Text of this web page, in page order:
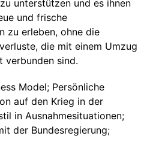
unterstützen und es ihnen
und frische
zu erleben, ohne die
die mit einem Umzug
verbunden sind.
Model; Persönliche
auf den Krieg in der
in Ausnahmesituationen;
der Bundesregierung;